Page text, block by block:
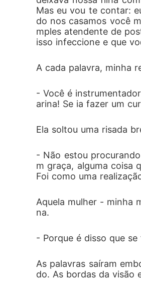
Mas eu vou te contar:
do nos casamos você
mples atendente de
isso infeccione e que
A cada palavra, minha
- Você é
arina! Se ia fazer um
Ela soltou uma risada
- Não estou
m graça, alguma coisa
Foi como uma
Aquela mulher - minha
na.
- Porque é disso que
As palavras saíram
do. As bordas da visão